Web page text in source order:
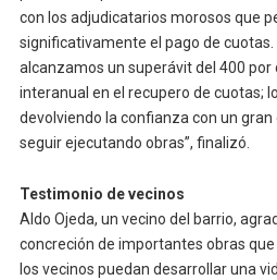
con los adjudicatarios morosos que
significativamente el pago de cuotas.
alcanzamos un superávit del 400 por
interanual en el recupero de cuotas;
devolviendo la confianza con un
seguir ejecutando obras”, finalizó.
Testimonio de vecinos
Aldo Ojeda, un vecino del barrio,
concreción de importantes obras
los vecinos puedan desarrollar una